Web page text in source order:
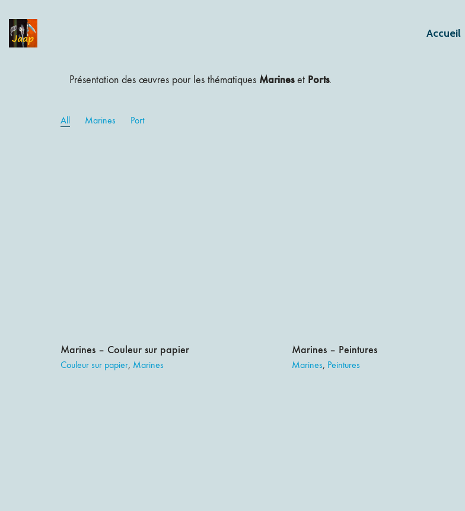
Accueil
Présentation des œuvres pour les thématiques Marineset Ports.
All Marines Port
Marines – Couleur sur papier
Couleur sur papier, Marines
Marines – Peintures
Marines, Peintures